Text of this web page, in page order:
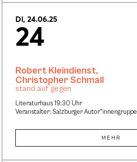
Di, 24.06.25
24
Literaturhaus 19:30 Uhr
Veranstalter: Salzburger Autor*innengruppe
Robert Kleindienst,
Christopher Schmall
stand auf gegen
MEHR